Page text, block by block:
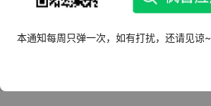
本通知每周只弹一次，如有打扰，还请见谅~